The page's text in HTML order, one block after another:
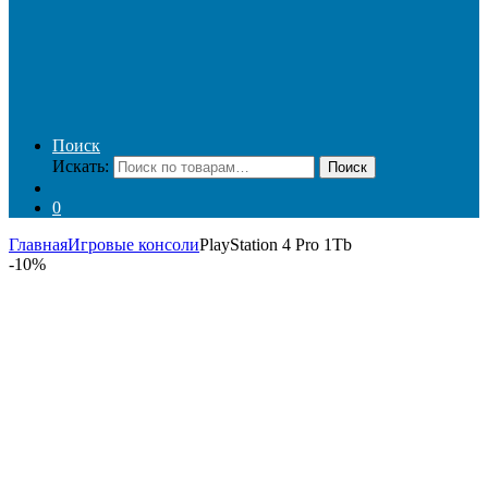
Поиск
Искать:
Поиск
0
ГлавнаяИгровые консолиPlayStation 4 Pro 1Tb
-10%